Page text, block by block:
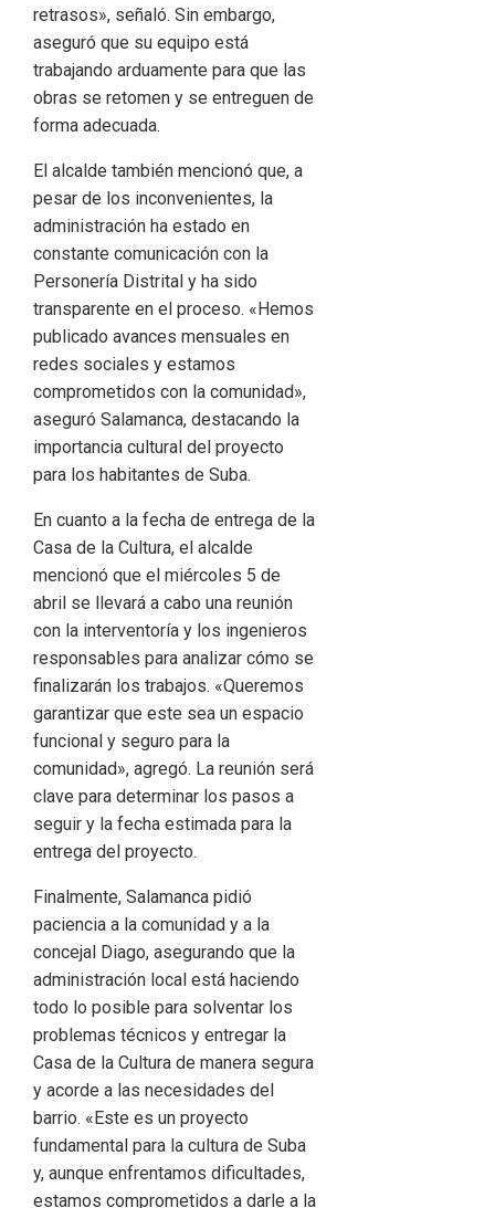
retrasos», señaló. Sin embargo,
aseguró que su equipo está
trabajando arduamente para que las
obras se retomen y se entreguen de
forma adecuada.
El alcalde también mencionó que, a
pesar de los inconvenientes, la
administración ha estado en
constante comunicación con la
Personería Distrital y ha sido
transparente en el proceso. «Hemos
publicado avances mensuales en
redes sociales y estamos
comprometidos con la comunidad»,
aseguró Salamanca, destacando la
importancia cultural del proyecto
para los habitantes de Suba.
En cuanto a la fecha de entrega de la
Casa de la Cultura, el alcalde
mencionó que el miércoles 5 de
abril se llevará a cabo una reunión
con la interventoría y los ingenieros
responsables para analizar cómo se
finalizarán los trabajos. «Queremos
garantizar que este sea un espacio
funcional y seguro para la
comunidad», agregó. La reunión será
clave para determinar los pasos a
seguir y la fecha estimada para la
entrega del proyecto.
Finalmente, Salamanca pidió
paciencia a la comunidad y a la
concejal Diago, asegurando que la
administración local está haciendo
todo lo posible para solventar los
problemas técnicos y entregar la
Casa de la Cultura de manera segura
y acorde a las necesidades del
barrio. «Este es un proyecto
fundamental para la cultura de Suba
y, aunque enfrentamos dificultades,
estamos comprometidos a darle a la